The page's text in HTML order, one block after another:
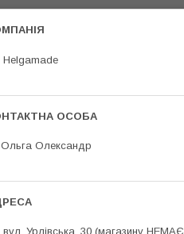
Helgamade
Ольга Олександр
вул. Урлівська, 30 (магазину НЕМАЄ,